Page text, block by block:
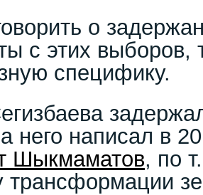
о
с этих выборов,
специфику.
него написал в
Шыкмаматов, по
трансформации